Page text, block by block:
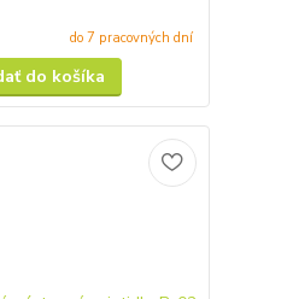
do 7 pracovných dní
do košíka